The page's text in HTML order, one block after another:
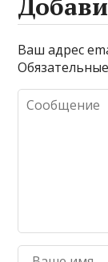
Ваш адрес